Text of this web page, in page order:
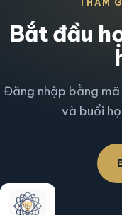
THAM
Bắt đầu
Đăng nhập bằng
và buổi